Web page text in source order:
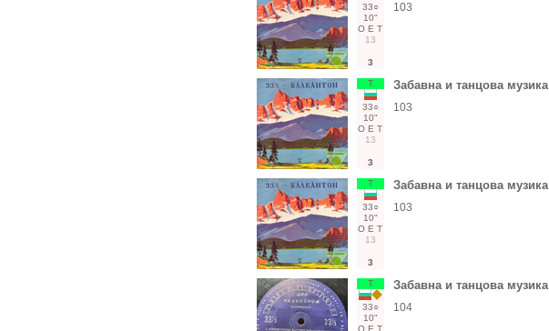
33○
10"
О Е Т
13
3
103
Т
33○
10"
О Е Т
13
3
Забавна и танцова музика
103
Т
33○
10"
О Е Т
13
3
Забавна и танцова музика
103
Т
33○
10"
О Е Т
Забавна и танцова музика
104